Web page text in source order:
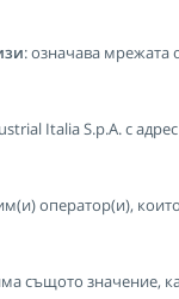
: означава мрежата
Italia S.p.A. с
оператор(и),
същото значение,